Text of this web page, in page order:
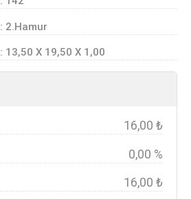
: 2.Hamur
: 13,50 X 19,50 X 1,00
16,00 ₺
0,00 %
16,00 ₺